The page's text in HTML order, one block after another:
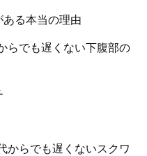
る本当の理由
らでも遅くない下腹部の
からでも遅くないスクワ